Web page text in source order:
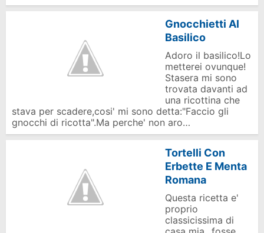
Gnocchietti Al
Basilico
Adoro il basilico!Lo
metterei ovunque!
Stasera mi sono
trovata davanti ad
una ricottina che
stava per scadere,cosi' mi sono detta:"Faccio gli
gnocchi di ricotta".Ma perche' non aro…
Tortelli Con
Erbette E Menta
Romana
Questa ricetta e'
proprio
classicissima di